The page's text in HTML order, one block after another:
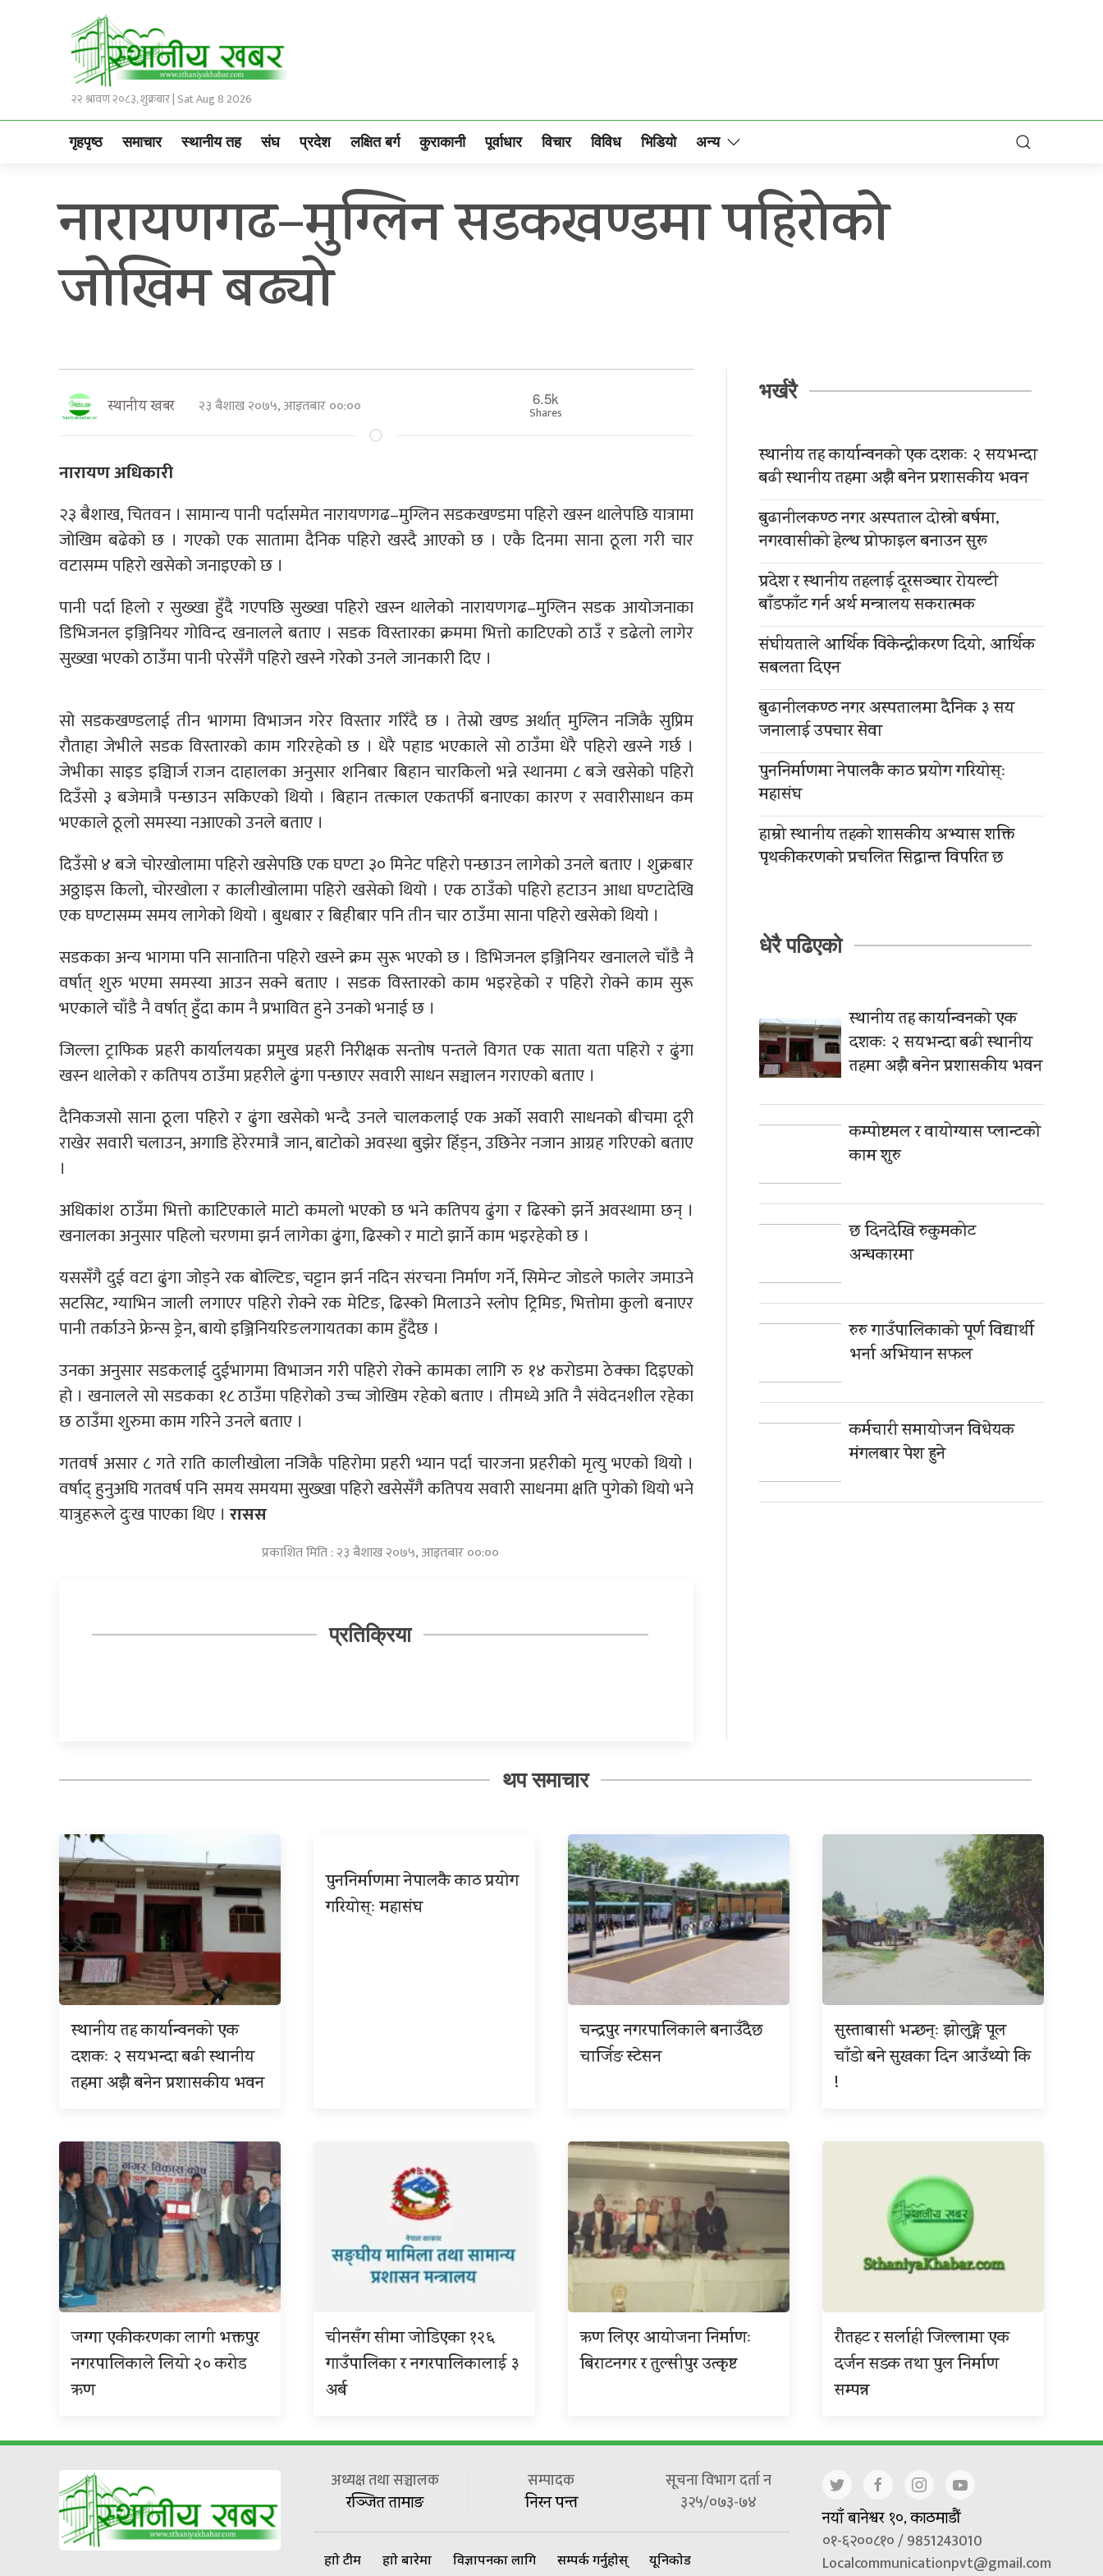
२२ श्रावण २०८३, शुक्रबार | Sat Aug 8 2026
गृहपृष्ठ समाचार स्थानीय तह संघ प्रदेश लक्षित बर्ग कुराकानी पूर्वाधार विचार विविध भिडियो अन्य
नारायणगढ–मुग्लिन सडकखण्डमा पहिरोको
जोखिम बढ्यो
स्थानीय खबर २३ बैशाख २०७५, आइतबार ००:०० 6.5k
Shares
नारायण अधिकारी
२३ बैशाख, चितवन । सामान्य पानी पर्दासमेत नारायणगढ–मुग्लिन सडकखण्डमा पहिरो खस्न थालेपछि यात्रामा
जोखिम बढेको छ । गएको एक सातामा दैनिक पहिरो खस्दै आएको छ । एकै दिनमा साना ठूला गरी चार
वटासम्म पहिरो खसेको जनाइएको छ ।
पानी पर्दा हिलो र सुख्खा हुँदै गएपछि सुख्खा पहिरो खस्न थालेको नारायणगढ–मुग्लिन सडक आयोजनाका
डिभिजनल इञ्जिनियर गोविन्द खनालले बताए । सडक विस्तारका क्रममा भित्तो काटिएको ठाउँ र डढेलो लागेर
सुख्खा भएको ठाउँमा पानी परेसँगै पहिरो खस्ने गरेको उनले जानकारी दिए ।
सो सडकखण्डलाई तीन भागमा विभाजन गरेर विस्तार गरिँदै छ । तेस्रो खण्ड अर्थात् मुग्लिन नजिकै सुप्रिम
रौताहा जेभीले सडक विस्तारको काम गरिरहेको छ । धेरै पहाड भएकाले सो ठाउँमा धेरै पहिरो खस्ने गर्छ ।
जेभीका साइड इञ्चिार्ज राजन दाहालका अनुसार शनिबार बिहान चारकिलो भन्ने स्थानमा ८ बजे खसेको पहिरो
दिउँसो ३ बजेमात्रै पन्छाउन सकिएको थियो । बिहान तत्काल एकतर्फी बनाएका कारण र सवारीसाधन कम
भएकाले ठूलो समस्या नआएको उनले बताए ।
दिउँसो ४ बजे चोरखोलामा पहिरो खसेपछि एक घण्टा ३० मिनेट पहिरो पन्छाउन लागेको उनले बताए । शुक्रबार
अठ्ठाइस किलो, चोरखोला र कालीखोलामा पहिरो खसेको थियो । एक ठाउँको पहिरो हटाउन आधा घण्टादेखि
एक घण्टासम्म समय लागेको थियो । बुधबार र बिहीबार पनि तीन चार ठाउँमा साना पहिरो खसेको थियो ।
सडकका अन्य भागमा पनि सानातिना पहिरो खस्ने क्रम सुरू भएको छ । डिभिजनल इञ्जिनियर खनालले चाँडै नै
वर्षात् शुरु भएमा समस्या आउन सक्ने बताए । सडक विस्तारको काम भइरहेको र पहिरो रोक्ने काम सुरू
भएकाले चाँडै नै वर्षात् हुुँदा काम नै प्रभावित हुने उनको भनाई छ ।
जिल्ला ट्राफिक प्रहरी कार्यालयका प्रमुख प्रहरी निरीक्षक सन्तोष पन्तले विगत एक साता यता पहिरो र ढुंगा
खस्न थालेको र कतिपय ठाउँमा प्रहरीले ढुंगा पन्छाएर सवारी साधन सञ्चालन गराएको बताए ।
दैनिकजसो साना ठूला पहिरो र ढुंगा खसेको भन्दै उनले चालकलाई एक अर्को सवारी साधनको बीचमा दूरी
राखेर सवारी चलाउन, अगाडि हेरेरमात्रै जान, बाटोको अवस्था बुझेर हिँड्न, उछिनेर नजान आग्रह गरिएको बताए
।
अधिकांश ठाउँमा भित्तो काटिएकाले माटो कमलो भएको छ भने कतिपय ढुंगा र ढिस्को झर्ने अवस्थामा छन् ।
खनालका अनुसार पहिलो चरणमा झर्न लागेका ढुंगा, ढिस्को र माटो झार्ने काम भइरहेको छ ।
यससँगै दुई वटा ढुंगा जोड्ने रक बोल्टिङ, चट्टान झर्न नदिन संरचना निर्माण गर्ने, सिमेन्ट जोडले फालेर जमाउने
सटसिट, ग्याभिन जाली लगाएर पहिरो रोक्ने रक मेटिङ, ढिस्को मिलाउने स्लोप ट्रिमिङ, भित्तोमा कुलो बनाएर
पानी तर्काउने फ्रेन्स ड्रेन, बायो इञ्जिनियरिङलगायतका काम हुँदैछ ।
उनका अनुसार सडकलाई दुईभागमा विभाजन गरी पहिरो रोक्ने कामका लागि रु १४ करोडमा ठेक्का दिइएको
हो । खनालले सो सडकका १८ ठाउँमा पहिरोको उच्च जोखिम रहेको बताए । तीमध्ये अति नै संवेदनशील रहेका
छ ठाउँमा शुरुमा काम गरिने उनले बताए ।
गतवर्ष असार ८ गते राति कालीखोला नजिकै पहिरोमा प्रहरी भ्यान पर्दा चारजना प्रहरीको मृत्यु भएको थियो ।
वर्षाद् हुनुअघि गतवर्ष पनि समय समयमा सुख्खा पहिरो खसेसँगै कतिपय सवारी साधनमा क्षति पुगेको थियो भने
यात्रुहरूले दुःख पाएका थिए । रासस
प्रकाशित मिति : २३ बैशाख २०७५, आइतबार ००:००
प्रतिक्रिया
भर्खरै
स्थानीय तह कार्यान्वनको एक दशकः २ सयभन्दा
बढी स्थानीय तहमा अझै बनेन प्रशासकीय भवन
बुढानीलकण्ठ नगर अस्पताल दोस्रो बर्षमा,
नगरवासीको हेल्थ प्रोफाइल बनाउन सुरू
प्रदेश र स्थानीय तहलाई दूरसञ्चार रोयल्टी
बाँडफाँट गर्न अर्थ मन्त्रालय सकरात्मक
संघीयताले आर्थिक विकेन्द्रीकरण दियो, आर्थिक
सबलता दिएन
बुढानीलकण्ठ नगर अस्पतालमा दैनिक ३ सय
जनालाई उपचार सेवा
पुननिर्माणमा नेपालकै काठ प्रयोग गरियोस्ः
महासंघ
हाम्रो स्थानीय तहको शासकीय अभ्यास शक्ति
पृथकीकरणको प्रचलित सिद्धान्त विपरित छ
धेरै पढिएको
स्थानीय तह कार्यान्वनको एक
दशकः २ सयभन्दा बढी स्थानीय
तहमा अझै बनेन प्रशासकीय भवन
कम्पोष्टमल र वायोग्यास प्लान्टको
काम शुरु
छ दिनदेखि रुकुमकोट
अन्धकारमा
रुरु गाउँपालिकाको पूर्ण विद्यार्थी
भर्ना अभियान सफल
कर्मचारी समायोजन विधेयक
मंगलबार पेश हुने
थप समाचार
स्थानीय तह कार्यान्वनको एक
दशकः २ सयभन्दा बढी स्थानीय
तहमा अझै बनेन प्रशासकीय भवन
पुननिर्माणमा नेपालकै काठ प्रयोग
गरियोस्ः महासंघ
चन्द्रपुर नगरपालिकाले बनाउँदैछ
चार्जिङ स्टेसन
सुस्ताबासी भन्छन्ः झोलुङ्गे पूल
चाँडो बने सुखका दिन आउँथ्यो कि
!
जग्गा एकीकरणका लागी भक्तपुर
नगरपालिकाले लियो २० करोड
ऋण
चीनसँग सीमा जोडिएका १२६
गाउँपालिका र नगरपालिकालाई ३
अर्ब
ऋण लिएर आयोजना निर्माणः
बिराटनगर र तुल्सीपुर उत्कृष्ट
रौतहट र सर्लाही जिल्लामा एक
दर्जन सडक तथा पुल निर्माण
सम्पन्न
अध्यक्ष तथा सञ्चालक
रञ्जित तामाङ
सम्पादक
निरन पन्त
सूचना विभाग दर्ता न
३२५/०७३-७४
हाम्रो टीम हाम्रो बारेमा विज्ञापनका लागि सम्पर्क गर्नुहोस् यूनिकोड
नयाँ बानेश्वर १०, काठमाडौं
०१-६२००८१० / 9851243010
Localcommunicationpvt@gmail.com